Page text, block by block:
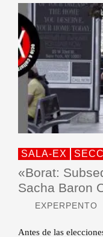
SALA-EX
«Borat:
Sacha Baron
EXPERPENTO
Antes de las